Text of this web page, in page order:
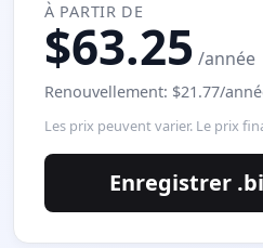
À PARTIR DE
$63.25 /année
Renouvellement: $21.77/
Les prix peuvent varier. Le prix
Enregistrer